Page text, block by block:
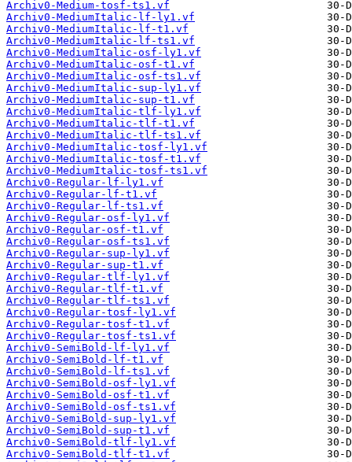
Archiv0-Medium-tosf-ts1.vf
Archiv0-MediumItalic-lf-ly1.vf
Archiv0-MediumItalic-lf-t1.vf
Archiv0-MediumItalic-lf-ts1.vf
Archiv0-MediumItalic-osf-ly1.vf
Archiv0-MediumItalic-osf-t1.vf
Archiv0-MediumItalic-osf-ts1.vf
Archiv0-MediumItalic-sup-ly1.vf
Archiv0-MediumItalic-sup-t1.vf
Archiv0-MediumItalic-tlf-ly1.vf
Archiv0-MediumItalic-tlf-t1.vf
Archiv0-MediumItalic-tlf-ts1.vf
Archiv0-MediumItalic-tosf-ly1.vf
Archiv0-MediumItalic-tosf-t1.vf
Archiv0-MediumItalic-tosf-ts1.vf
Archiv0-Regular-lf-ly1.vf
Archiv0-Regular-lf-t1.vf
Archiv0-Regular-lf-ts1.vf
Archiv0-Regular-osf-ly1.vf
Archiv0-Regular-osf-t1.vf
Archiv0-Regular-osf-ts1.vf
Archiv0-Regular-sup-ly1.vf
Archiv0-Regular-sup-t1.vf
Archiv0-Regular-tlf-ly1.vf
Archiv0-Regular-tlf-t1.vf
Archiv0-Regular-tlf-ts1.vf
Archiv0-Regular-tosf-ly1.vf
Archiv0-Regular-tosf-t1.vf
Archiv0-Regular-tosf-ts1.vf
Archiv0-SemiBold-lf-ly1.vf
Archiv0-SemiBold-lf-t1.vf
Archiv0-SemiBold-lf-ts1.vf
Archiv0-SemiBold-osf-ly1.vf
Archiv0-SemiBold-osf-t1.vf
Archiv0-SemiBold-osf-ts1.vf
Archiv0-SemiBold-sup-ly1.vf
Archiv0-SemiBold-sup-t1.vf
Archiv0-SemiBold-tlf-ly1.vf
Archiv0-SemiBold-tlf-t1.vf